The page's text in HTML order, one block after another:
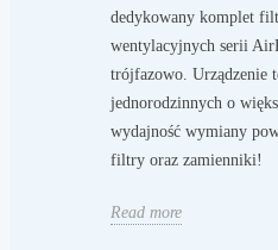
dedykowany komplet
wentylacyjnych serii
trójfazowo. Urządzenie
jednorodzinnych o
wydajność wymiany
filtry oraz zamienniki!
Read more